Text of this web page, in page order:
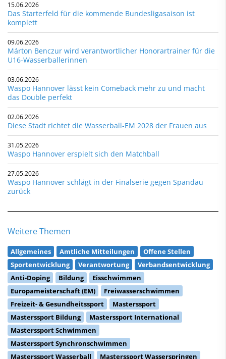
15.06.2026
Das Starterfeld für die kommende Bundesligasaison ist
komplett
09.06.2026
Márton Benczur wird verantwortlicher Honorartrainer für die
U16-Wasserballerinnen
03.06.2026
Waspo Hannover lässt kein Comeback mehr zu und macht
das Double perfekt
02.06.2026
Diese Stadt richtet die Wasserball-EM 2028 der Frauen aus
31.05.2026
Waspo Hannover erspielt sich den Matchball
27.05.2026
Waspo Hannover schlägt in der Finalserie gegen Spandau
zurück
Weitere Themen
Allgemeines Amtliche Mitteilungen
Offene Stellen
Sportentwicklung
Verantwortung
Verbandsentwicklung
Anti-Doping
Bildung
Eisschwimmen
Europameisterschaft (EM)
Freiwasserschwimmen
Freizeit- & Gesundheitssport
Masterssport
Masterssport Bildung
Masterssport International
Masterssport Schwimmen
Masterssport Synchronschwimmen
Masterssport Wasserball
Masterssport Wasserspringen